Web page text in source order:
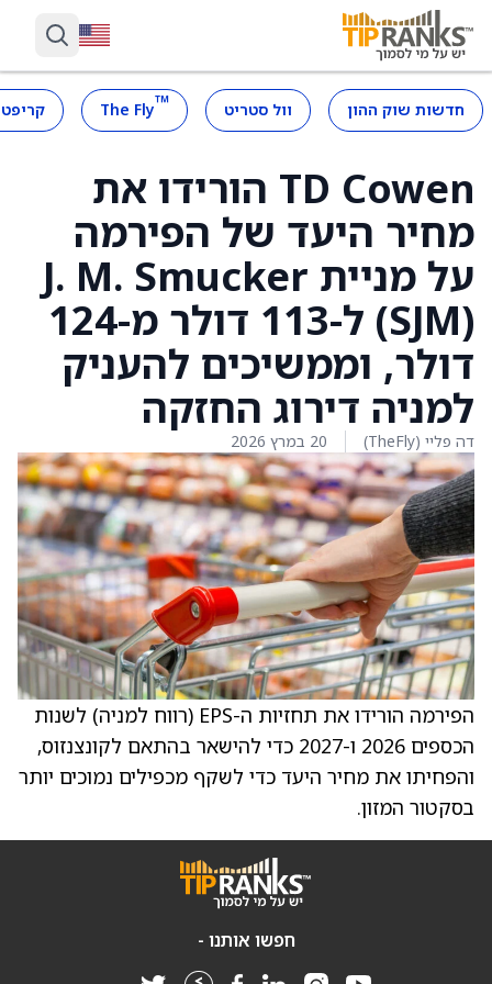
חדשות שוק ההון וול סטריט ™
The Fly
TD Cowen הורידו את
מחיר היעד של הפירמה
על מניית J. M. Smucker
(SJM) ל-113 דולר מ-124
דולר, וממשיכים להעניק
למניה דירוג החזקה
דה פליי (TheFly) 20 במרץ 2026
הפירמה הורידו את תחזיות ה-EPS (רווח למניה) לשנות
הכספים 2026 ו-2027 כדי להישאר בהתאם לקונצנזוס,
והפחיתו את מחיר היעד כדי לשקף מכפילים נמוכים יותר
בסקטור המזון.
חפשו אותנו -